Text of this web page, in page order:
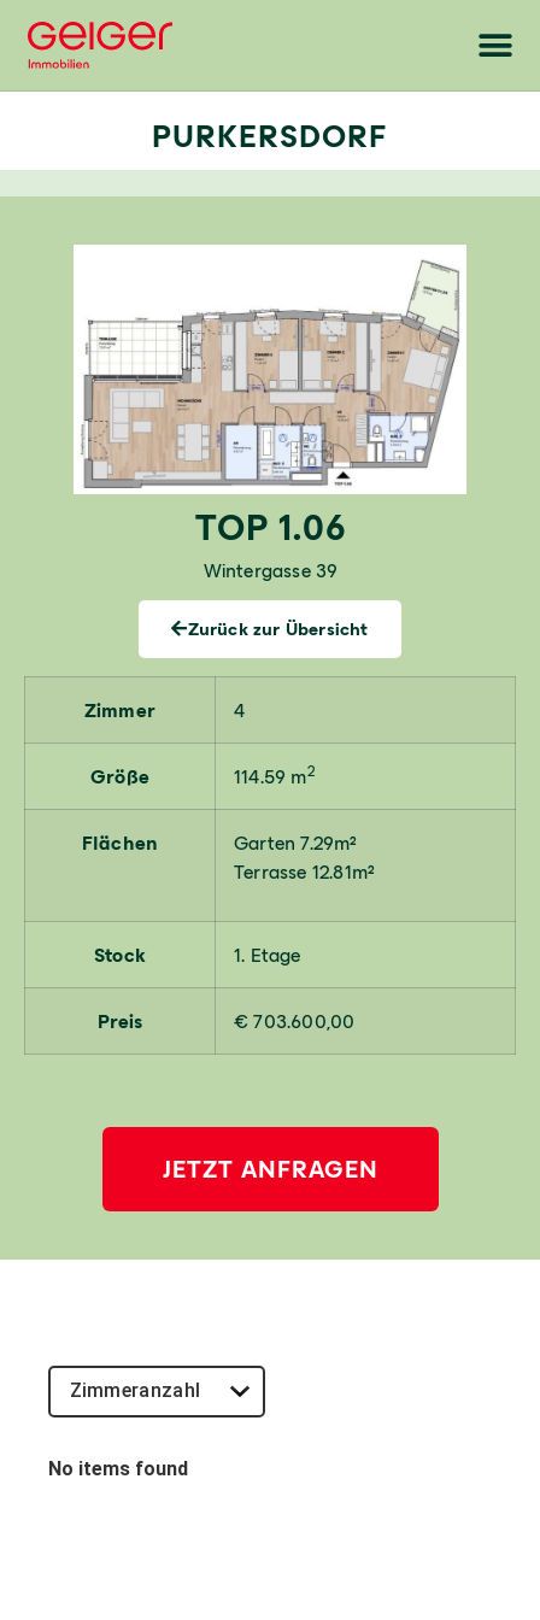
PURKERSDORF
TOP 1.06
Wintergasse 39
Zurück zur Übersicht
Zimmer 4
Größe 114.59 m2
Flächen
Garten 7.29m²
Terrasse 12.81m²
Stock 1. Etage
Preis € 703.600,00
JETZT ANFRAGEN
No items found